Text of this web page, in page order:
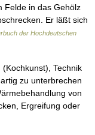
Felde in das Gehölz
Er läßt sich
der Hochdeutschen
Technik
zu unterbrechen
von
Ergreifung oder